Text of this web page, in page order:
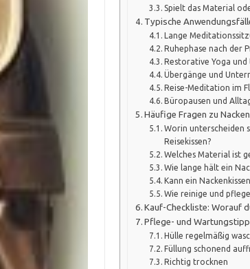
Spielt das Material
Typische
Lange
Ruhephase nach der
Restorative Yoga
Übergänge und
Reise-Meditation im
Büropausen und
Häufige Fragen zu
Worin unterscheiden
Reisekissen?
Welches Material ist
Wie lange hält ein
Kann ein
Wie reinige und
Kauf-Checkliste: Worauf
Pflege- und
Hülle regelmäßig
Füllung schonend
Richtig trocknen